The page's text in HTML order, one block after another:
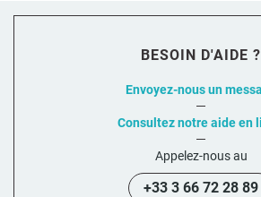
BESOIN D'AIDE ?
Envoyez-nous un
Consultez notre aide en
Appelez-nous au
+33 3 66 72 28 89